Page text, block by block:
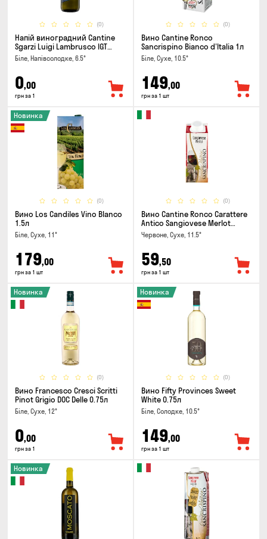
(0)
Напій виноградний Cantine
Sgarzi Luigi Lambrusco IGT
Emilia Bianca Frizziante 0.75л
Біле, Напівсолодке, 6.5°
0,00
грн за 1
(0)
Вино Cantine Ronco
Sancrispino Bianco d'Italia 1л
Біле, Сухе, 10.5°
149,00
грн за 1 шт
(0)
Новинка
Вино Los Candiles Vino Blanco
1.5л
Біле, Сухе, 11°
179,00
грн за 1 шт
(0)
Вино Cantine Ronco Carattere
Antico Sangiovese Merlot
Rubicone IGT 0.25л
Червоне, Сухе, 11.5°
59,50
грн за 1 шт
(0)
Новинка
Вино Francesco Cresci Scritti
Pinot Grigio DOC Delle 0.75л
Біле, Сухе, 12°
0,00
грн за 1
(0)
Новинка
Вино Fifty Provinces Sweet
White 0.75л
Біле, Солодке, 10.5°
149,00
грн за 1 шт
Новинка